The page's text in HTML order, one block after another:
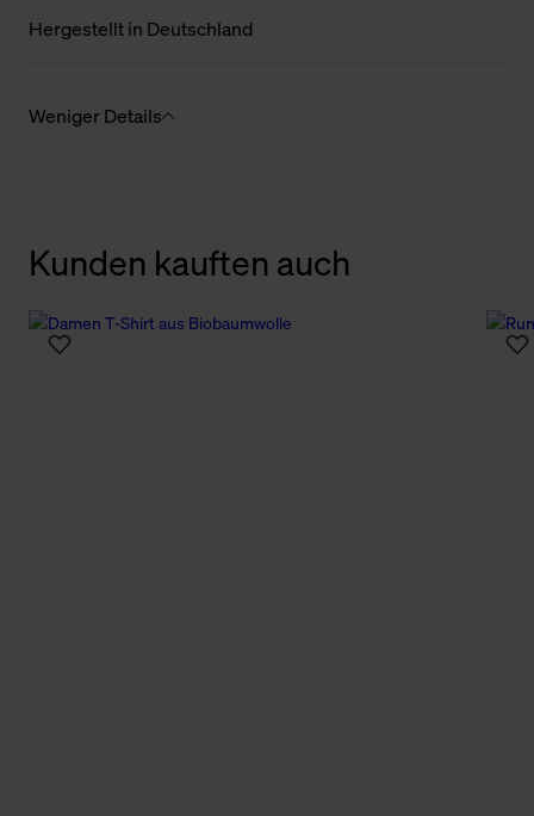
Hergestellt in Deutschland
Weniger Details
Kunden kauften auch